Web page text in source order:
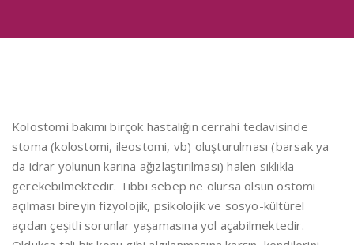
Kolostomi bakımı birçok hastalığın cerrahi tedavisinde
stoma (kolostomi, ileostomi, vb) oluşturulması (barsak ya
da idrar yolunun karına ağızlaştırılması) halen sıklıkla
gerekebilmektedir. Tıbbi sebep ne olursa olsun ostomi
açılması bireyin fizyolojik, psikolojik ve sosyo-kültürel
açıdan çeşitli sorunlar yaşamasına yol açabilmektedir.